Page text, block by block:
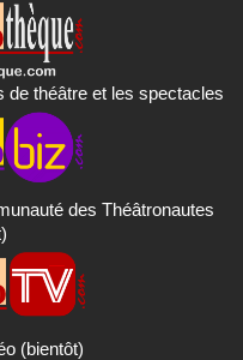
de théâtre et les spectacles
des Théâtronautes
(bientôt)